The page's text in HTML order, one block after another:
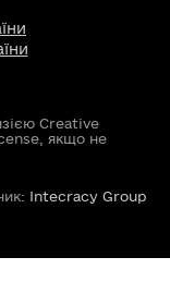
Creative
якщо не
Intecracy Group